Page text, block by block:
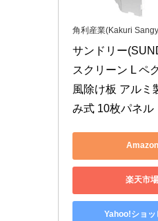
角利産業(Kakuri
サンドリー
スクリーン L ペ
風除け板 アルミ
み式 10枚パネル
楽天市
Yahoo!ショッ